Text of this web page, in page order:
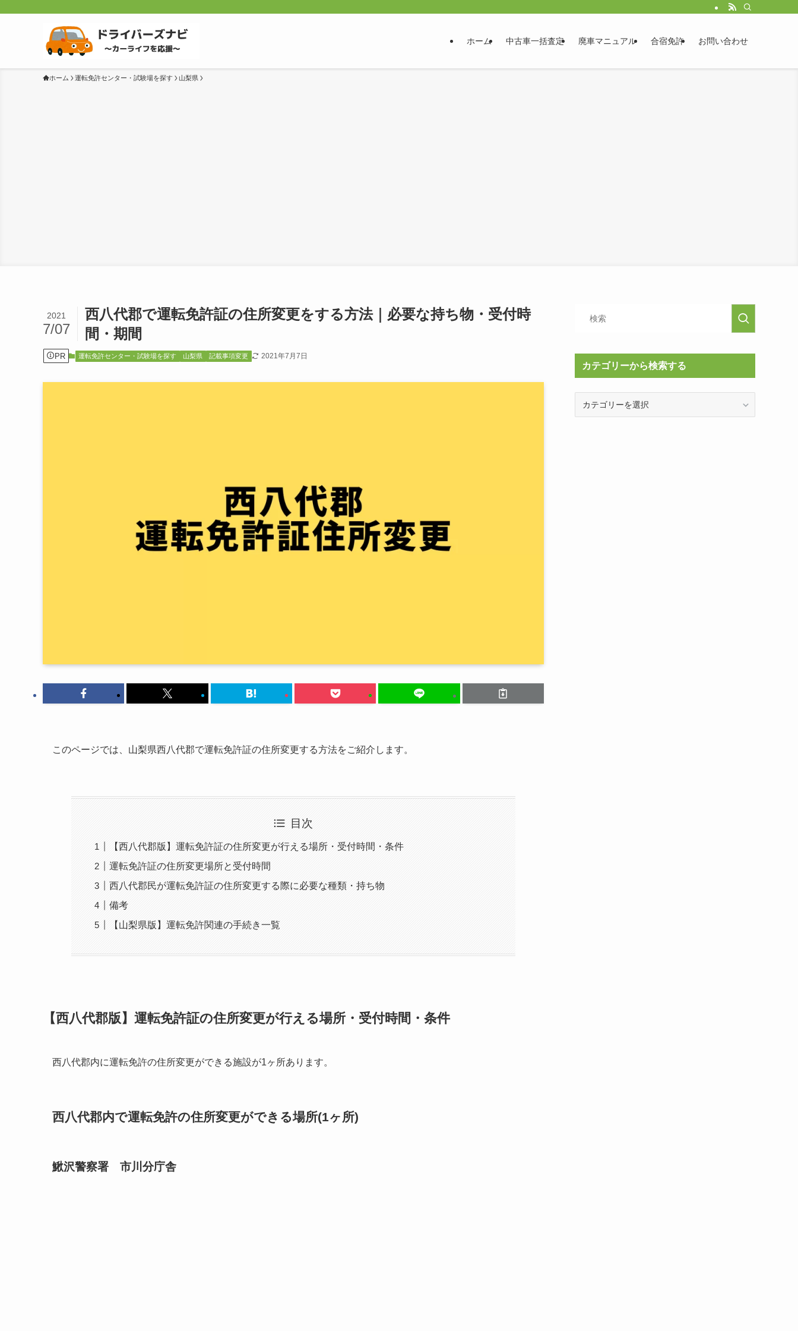
ホーム 中古車一括査定 廃車マニュアル 合宿免許 お問い合わせ
ホーム 運転免許センター・試験場を探す 山梨県
西八代郡で運転免許証の住所変更をする方法｜必要な持ち物・受付時
間・期間
2021
7/07
PR 運転免許センター・試験場を探す 山梨県 記載事項変更 2021年7月7日
このページでは、山梨県西八代郡で運転免許証の住所変更する方法をご紹介します。
目次
【西八代郡版】運転免許証の住所変更が行える場所・受付時間・条件
運転免許証の住所変更場所と受付時間
西八代郡民が運転免許証の住所変更する際に必要な種類・持ち物
備考
【山梨県版】運転免許関連の手続き一覧
【西八代郡版】運転免許証の住所変更が行える場所・受付時間・条件
西八代郡内に運転免許の住所変更ができる施設が1ヶ所あります。
西八代郡内で運転免許の住所変更ができる場所(1ヶ所)
鰍沢警察署 市川分庁舎
カテゴリーから検索する